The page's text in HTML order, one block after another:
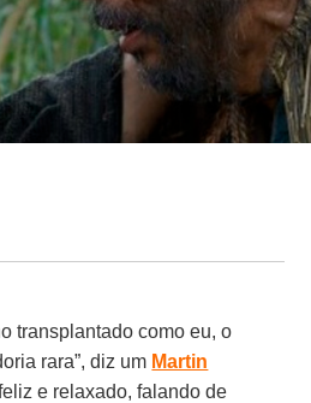
transplantado como eu, o
rara”, diz um Martin
e relaxado, falando de